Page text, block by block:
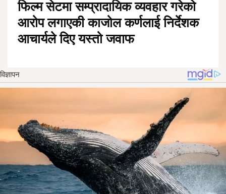
फिल्म सेटमा सम्प्रादायिक व्यवहार गरेको
आरोप लगाएकी काजोल कर्णलाई निर्देशक
आचार्यले दिए यस्तो जवाफ